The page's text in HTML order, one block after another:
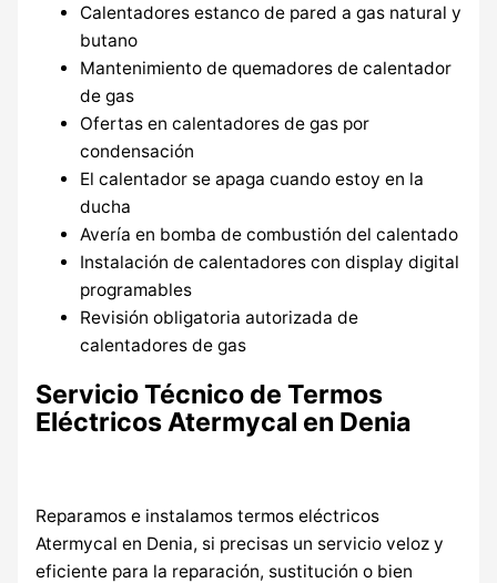
Calentadores estanco de pared a gas natural y
butano
Mantenimiento de quemadores de calentador
de gas
Ofertas en calentadores de gas por
condensación
El calentador se apaga cuando estoy en la
ducha
Avería en bomba de combustión del calentado
Instalación de calentadores con display digital
programables
Revisión obligatoria autorizada de
calentadores de gas
Servicio Técnico de Termos
Eléctricos Atermycal en Denia
Reparamos e instalamos termos eléctricos
Atermycal en Denia, si precisas un servicio veloz y
eficiente para la reparación, sustitución o bien